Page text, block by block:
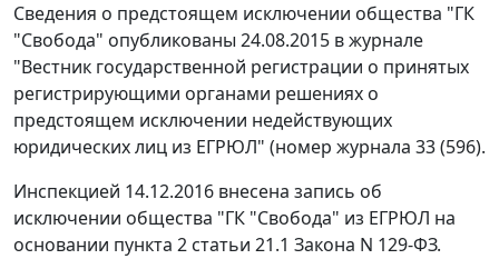
Сведения о предстоящем исключении общества "ГК
"Свобода" опубликованы 24.08.2015 в журнале
"Вестник государственной регистрации о принятых
регистрирующими органами решениях о
предстоящем исключении недействующих
юридических лиц из ЕГРЮЛ" (номер журнала 33 (596).
Инспекцией 14.12.2016 внесена запись об
исключении общества "ГК "Свобода" из ЕГРЮЛ на
основании пункта 2 статьи 21.1 Закона N 129-ФЗ.